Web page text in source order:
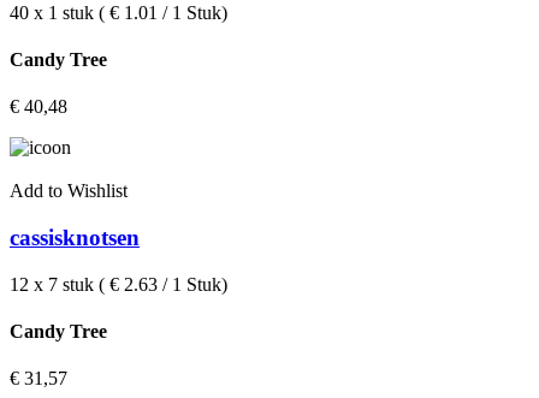
40 x 1 stuk ( € 1.01 / 1 Stuk)
Candy Tree
€ 40,48
Add to Wishlist
cassisknotsen
12 x 7 stuk ( € 2.63 / 1 Stuk)
Candy Tree
€ 31,57